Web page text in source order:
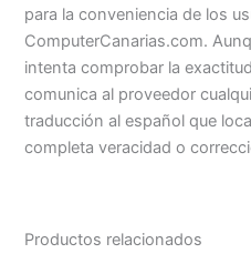
para la conveniencia de los
ComputerCanarias.com.
intenta comprobar la
comunica al proveedor
traducción al español que
completa veracidad o
Productos relacionados